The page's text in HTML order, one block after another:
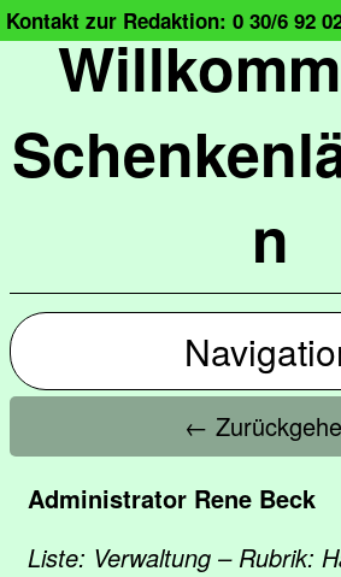
n
Kontakt zur Redaktion: 0 30/6 92
←
Administrator Rene Beck
Liste: Verwaltung – Rubrik: